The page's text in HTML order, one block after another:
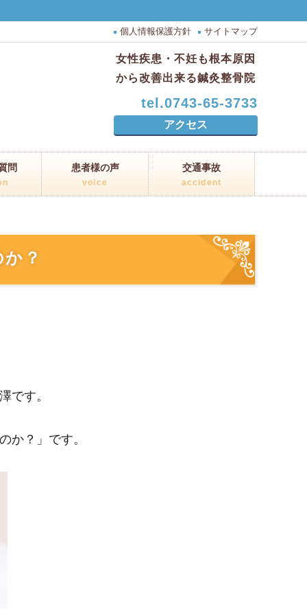
サイトマップ
個人情報保護方針
女性疾患・不妊も根本原因
から改善出来る鍼灸整骨院
tel.0743-65-3733
アクセス
問 患者様の声
voice
交通事故
accident
？
です。
か？」です。